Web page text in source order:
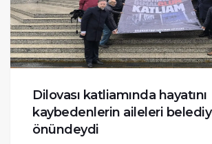
Dilovası katliamında hayatını
kaybedenlerin aileleri
önündeydi